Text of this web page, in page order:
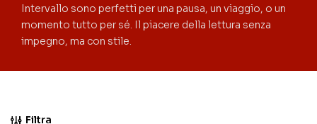
Intervallo sono perfetti per una pausa, un viaggio, o un
momento tutto per sé. Il piacere della lettura senza
impegno, ma con stile.
Filtra